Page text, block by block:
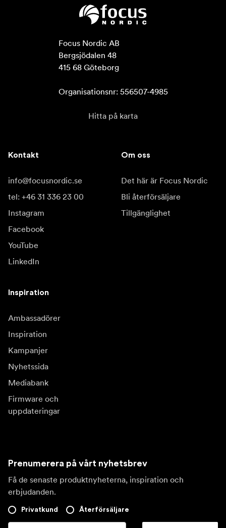
Focus Nordic AB
Bergsjödalen 48
415 68 Göteborg
Organisationsnr: 556507-4985
Hitta på karta
Kontakt
info@focusnordic.se
tel: +46 31 336 23 00
Instagram
Facebook
YouTube
LinkedIn
Om oss
Det här är Focus Nordic
Bli återförsäljare
Tillgänglighet
Inspiration
Ambassadörer
Inspiration
Kampanjer
Nyhetssida
Mediabank
Firmware och
uppdateringar
Prenumerera på vårt nyhetsbrev
Få de senaste produktnyheterna, inspiration och
erbjudanden.
Privatkund Återförsäljare